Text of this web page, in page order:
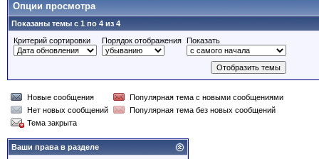
Опции просмотра
Показаны темы с 1 по 4 из 4
Критерий сортировки
Порядок отображения Показать
Новые сообщения
Популярная тема с новыми сообщениями
Нет новых сообщений
Популярная тема без новых сообщений
Тема закрыта
Ваши права в разделе